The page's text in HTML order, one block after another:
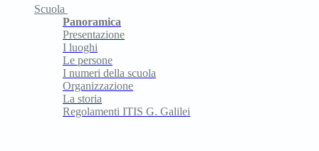
Scuola
Panoramica
Presentazione
I luoghi
Le persone
I numeri della scuola
Organizzazione
La storia
Regolamenti ITIS G. Galilei